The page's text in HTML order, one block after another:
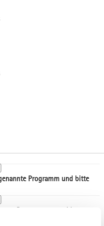
Programm und bitte
Programm anmelden.